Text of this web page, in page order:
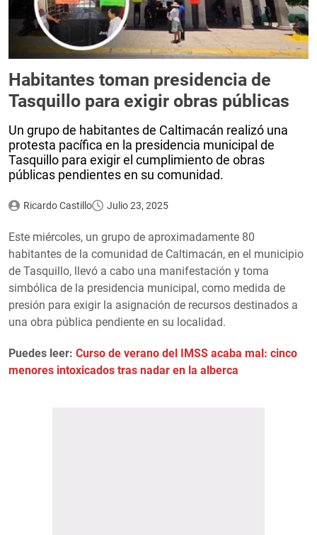
Habitantes toman presidencia de
Tasquillo para exigir obras públicas
Un grupo de habitantes de Caltimacán realizó una
protesta pacífica en la presidencia municipal de
Tasquillo para exigir el cumplimiento de obras
públicas pendientes en su comunidad.
Ricardo Castillo Julio 23, 2025
Este miércoles, un grupo de aproximadamente 80
habitantes de la comunidad de Caltimacán, en el municipio
de Tasquillo, llevó a cabo una manifestación y toma
simbólica de la presidencia municipal, como medida de
presión para exigir la asignación de recursos destinados a
una obra pública pendiente en su localidad.
Puedes leer: Curso de verano del IMSS acaba mal: cinco
menores intoxicados tras nadar en la alberca